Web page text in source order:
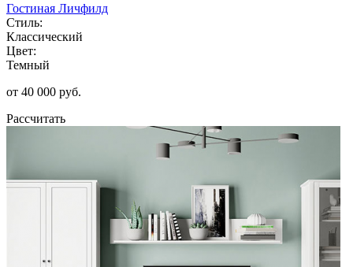
Гостиная Личфилд
Стиль:
Классический
Цвет:
Темный
от 40 000 руб.
Рассчитать